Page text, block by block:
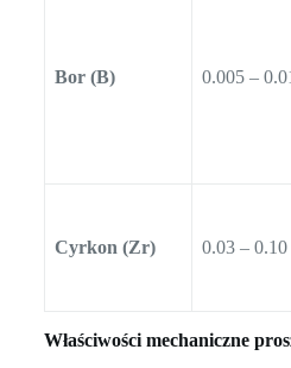
Bor (B) 0.005 –
Cyrkon (Zr) 0.03 – 0.10
Właściwości mechaniczne